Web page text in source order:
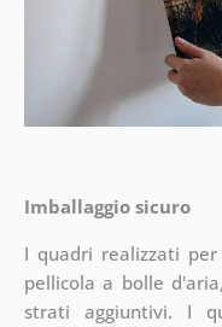
Imballaggio sicuro
I quadri realizzati
pellicola a bolle
strati aggiuntivi. I